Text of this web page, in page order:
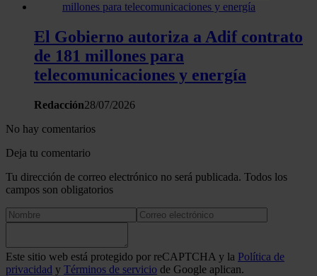
sitio web con nuestros partners de redes sociales,
haya proporcionado o que hayan recopilado a partir del uso
hecho de sus servicios.
El Gobierno autoriza a Adif contrato
de 181 millones para
telecomunicaciones y energía
Redacción28/07/2026
No hay comentarios
Deja tu comentario
Tu dirección de correo electrónico no será publicada. Todos los
campos son obligatorios
Este sitio web está protegido por reCAPTCHA y la Política de
privacidad y Términos de servicio de Google aplican.